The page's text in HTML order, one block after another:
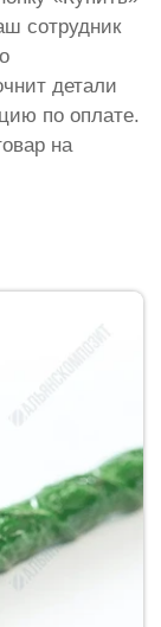
сотрудник
детали
по оплате.
на